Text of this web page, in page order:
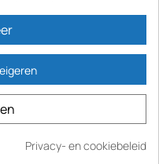
bedrijf GECODIS SA met een
- PARIJS 75010 (FRANKRIJK).
dochteronderneming van ODAYA
2.750.640,00 EURO.
VOORRADEN BESCHIKBAAR
Privacy- en cookiebeleid